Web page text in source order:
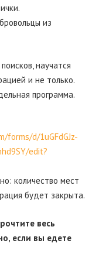
из
научатся
и не только.
программа.
forms/d/1uGFdGJz-
edit?
количество мест
будет закрыта.
весь
если вы едете